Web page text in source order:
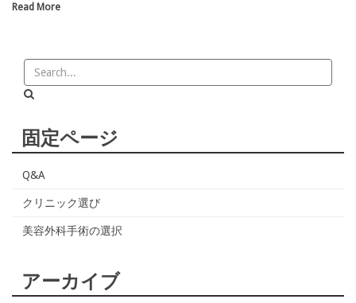
Read More
固定ページ
Q&A
クリニック選び
美容外科手術の選択
アーカイブ